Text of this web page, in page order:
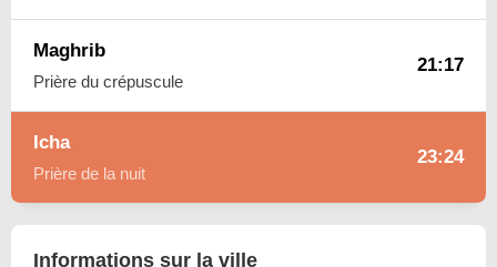
Maghrib
Prière du crépuscule
21:17
Icha
Prière de la nuit
23:24
Informations sur la ville